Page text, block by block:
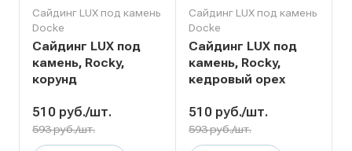
Сайдинг LUX под камень
Docke
Сайдинг LUX под
камень, Rocky,
корунд
510 руб./шт.
593 руб./шт.
Сайдинг LUX под камень
Docke
Сайдинг LUX под
камень, Rocky,
кедровый орех
510 руб./шт.
593 руб./шт.